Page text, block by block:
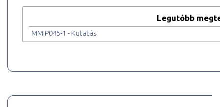
Legutóbb
MMIP045-1 - Kutatás